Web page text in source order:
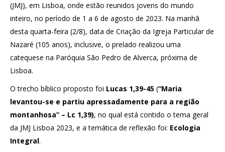
(JMJ), em Lisboa, onde estão reunidos jovens do mundo
inteiro, no período de 1 a 6 de agosto de 2023. Na manhã
desta quarta-feira (2/8), data de Criação da Igreja Particular de
Nazaré (105 anos), inclusive, o prelado realizou uma
catequese na Paróquia São Pedro de Alverca, próxima de
Lisboa.
O trecho bíblico proposto foi Lucas 1,39-45 (“Maria
levantou-se e partiu apressadamente para a região
montanhosa” – Lc 1,39), no qual está contido o tema geral
da JMJ Lisboa 2023, e a temática de reflexão foi: Ecologia
Integral.